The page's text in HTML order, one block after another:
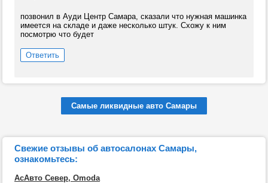
позвонил в Ауди Центр Самара, сказали что нужная машинка
имеется на складе и даже несколько штук. Схожу к ним
посмотрю что будет
Ответить
Самые ликвидные авто Самары
Свежие отзывы об автосалонах Самары,
ознакомьтесь:
АсАвто Север, Omoda